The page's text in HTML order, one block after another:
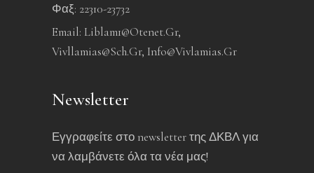
Φαξ: 22310-23732
Email: Liblam1@otenet.gr,
Vivllamias@sch.gr, Info@vivlamias.gr
Newsletter
Εγγραφείτε στο newsletter της ΔΚΒΛ για
να λαμβάνετε όλα τα νέα μας!